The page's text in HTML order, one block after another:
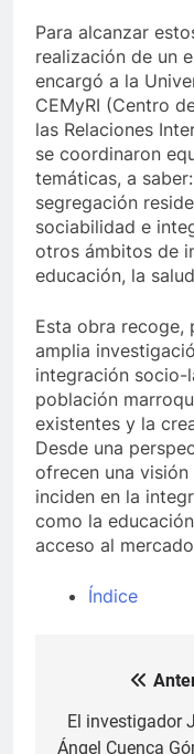
Para alcanzar
realización de un
encargó a la
CEMyRI (Centro
las Relaciones
se coordinaron
temáticas, a
segregación
sociabilidad e
otros ámbitos de
educación, la
Esta obra recoge,
amplia
integración socio-
población
existentes y la
Desde una
ofrecen una
inciden en la
como la
acceso al
Índice
de
El investigador
Ángel Cuenca